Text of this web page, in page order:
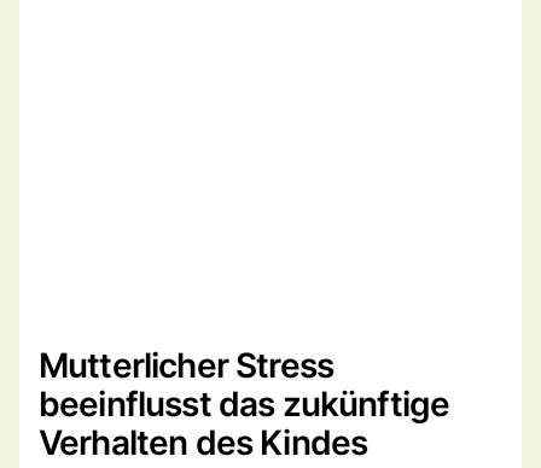
Mutterlicher Stress
beeinflusst das zukünftige
Verhalten des Kindes